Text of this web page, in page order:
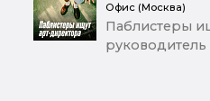
Офис (Москва)
Паблистеры
руководитель